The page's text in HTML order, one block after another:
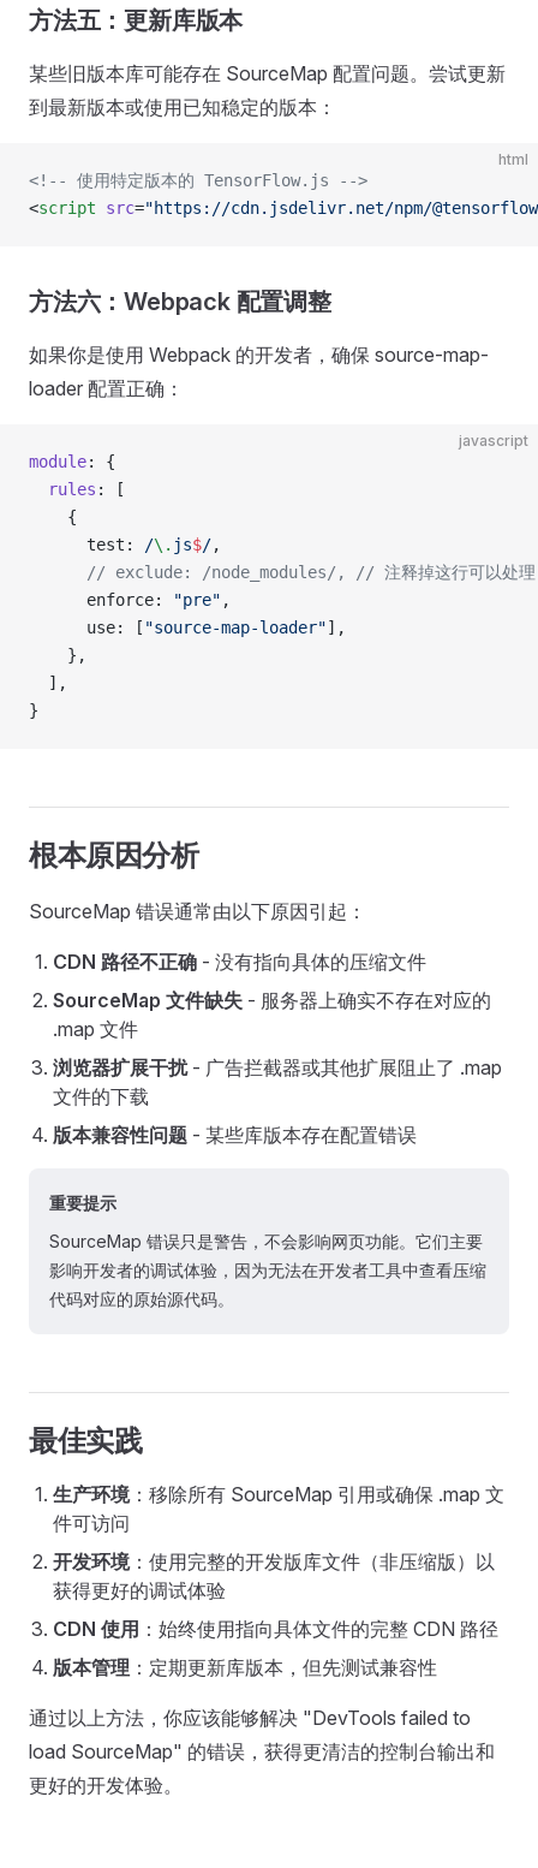
方法五：更新库版本
某些旧版本库可能存在 SourceMap 配置问题。尝试更新
到最新版本或使用已知稳定的版本：
html
<!-- 使用特定版本的 TensorFlow.js -->
<script src="https://cdn.jsdelivr.net/npm/
方法六：Webpack 配置调整
如果你是使用 Webpack 的开发者，确保 source-map-
loader 配置正确：
javascript
module: {
  rules
: [
    {
      test:
/\. js$/,
      // exclude: /node_modules/,
// 注释掉这行可以处
      enforce:
"pre" ,
      use: [
"source-map-loader"],
    },
  ],
}
根本原因分析
SourceMap 错误通常由以下原因引起：
CDN 路径不正确 - 没有指向具体的压缩文件
SourceMap 文件缺失 - 服务器上确实不存在对应的
.map 文件
浏览器扩展干扰- 广告拦截器或其他扩展阻止了 .map
文件的下载
版本兼容性问题 - 某些库版本存在配置错误
重要提示
SourceMap 错误只是警告，不会影响网页功能。它们主要
影响开发者的调试体验，因为无法在开发者工具中查看压缩
代码对应的原始源代码。
最佳实践
生产环境：移除所有 SourceMap 引用或确保 .map 文
件可访问
开发环境：使用完整的开发版库文件（非压缩版）以
获得更好的调试体验
CDN 使用 ：始终使用指向具体文件的完整 CDN 路径
版本管理 ：定期更新库版本，但先测试兼容性
通过以上方法，你应该能够解决 "DevTools failed to
load SourceMap" 的错误，获得更清洁的控制台输出和
更好的开发体验。